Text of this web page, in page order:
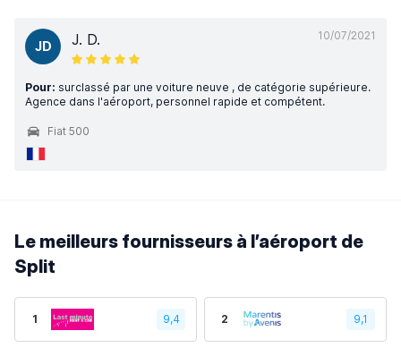
10/07/2021
JD J. D.
Pour: surclassé par une voiture neuve , de catégorie supérieure.
Agence dans l'aéroport, personnel rapide et compétent.
Fiat 500
Le meilleurs fournisseurs à l’aéroport de
Split
1 9,4 2 9,1